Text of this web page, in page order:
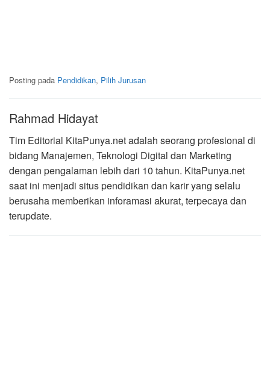
Posting pada Pendidikan, Pilih Jurusan
Rahmad Hidayat
Tim Editorial KitaPunya.net adalah seorang profesional di
bidang Manajemen, Teknologi Digital dan Marketing
dengan pengalaman lebih dari 10 tahun. KitaPunya.net
saat ini menjadi situs pendidikan dan karir yang selalu
berusaha memberikan inforamasi akurat, terpecaya dan
terupdate.